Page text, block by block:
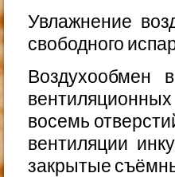
Увлажнение
свободного
Воздухообмен
восемь
вентиляции
закрытые